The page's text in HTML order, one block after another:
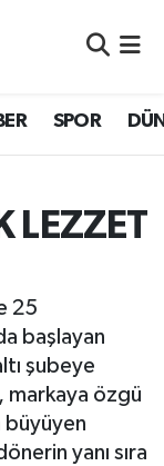
SPOR
LEZZET
25
başlayan
şubeye
markaya özgü
büyüyen
yanı sıra